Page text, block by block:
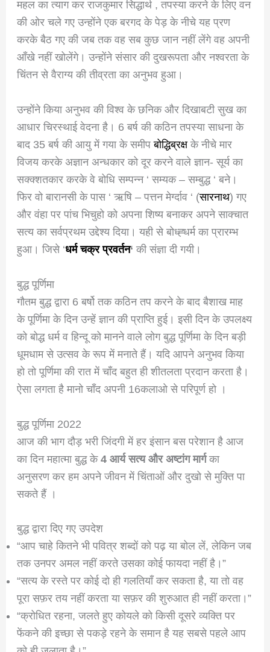
महल का त्याग कर राजकुमार सिद्धार्थ , तपस्या करने के लिए वन
की ओर चले गए उन्होंने एक बरगद के पेड़ के नीचे यह प्रण
करके बैठ गए की जब तक वह सब कुछ जान नहीं लेंगे वह अपनी
आँखे नहीं खोलेंगे। उन्होंने संसार की दुखरूपता और नश्वरता के
चिंतन से वैराग्य की तीव्रता का अनुभव हुआ।
उन्होंने किया अनुभव की विश्व के छनिक और दिखाबटी सुख का
आधार चिरस्थाई वेदना है। 6 बर्ष की कठिन तपस्या साधना के
बाद 35 बर्ष की आयु में गया के समीपबोद्धिब्रक्षके नीचे मार
विजय करके अज्ञान अन्धकार को दूर करने वाले ज्ञान- सूर्य का
सक्क्शतकार करके वे बोधि सम्पन्न ‘ सम्यक – सम्बुद्ध ‘ बने।
फिर वो बारानसी के पास ‘ ऋषि – पत्तन मेर्ग्दाव ‘ (सारनाथ) गए
और वंहा पर पांच भिचुहो को अपना शिष्य बनाकर अपने साक्चात
सत्य का सर्वप्रथम उद्देश्य दिया। यही से बोध्ह्धर्म का प्रारम्भ
हुआ। जिसे ‘धर्म चक्र प्रवर्तन‘ की संज्ञा दी गयी।
बुद्ध पूर्णिमा
गौतम बुद्ध द्वारा 6 बर्षो तक कठिन तप करने के बाद बैशाख माह
के पूर्णिमा के दिन उन्हें ज्ञान की प्राप्ति हुई। इसी दिन के उपलक्ष्य
को बोद्ध धर्म व हिन्दू को मानने वाले लोग बुद्ध पूर्णिमा के दिन बड़ी
धूमधाम से उत्सव के रूप में मनाते हैं। यदि आपने अनुभव किया
हो तो पूर्णिमा की रात में चाँद बहुत ही शीतलता प्रदान करता है।
ऐसा लगता है मानो चाँद अपनी 16कलाओ से परिपूर्ण हो ।
बुद्ध पूर्णिमा 2022
आज की भाग दौड़ भरी जिंदगी में हर इंसान बस परेशान है आज
का दिन महात्मा बुद्ध के 4 आर्य सत्य और अष्टांग मार्गका
अनुसरण कर हम अपने जीवन में चिंताओं और दुखो से मुक्ति पा
सकते हैं ।
बुद्ध द्वारा दिए गए उपदेश
“आप चाहे कितने भी पवित्र शब्दों को पढ़ या बोल लें, लेकिन जब
तक उनपर अमल नहीं करते उसका कोई फायदा नहीं है।”
“सत्य के रस्ते पर कोई दो ही गलतियाँ कर सकता है, या तो वह
पूरा सफ़र तय नहीं करता या सफ़र की शुरुआत ही नहीं करता।”
“क्रोधित रहना, जलते हुए कोयले को किसी दूसरे व्यक्ति पर
फेंकने की इच्छा से पकड़े रहने के समान है यह सबसे पहले आप